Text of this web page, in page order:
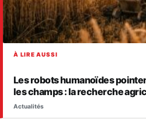
À LIRE AUSSI
Les robots humanoïdes
les champs : la recherche
Actualités